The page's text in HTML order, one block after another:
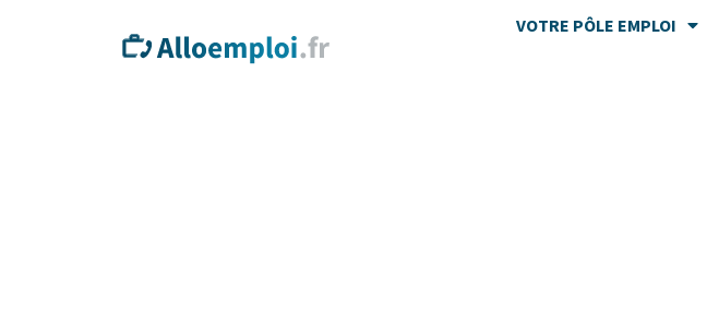
VOTRE PÔLE EMPLOI